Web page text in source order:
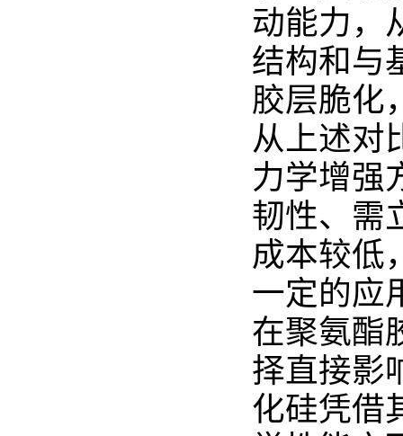
动能力，
结构和与
胶层脆化
从上述对
力学增强
韧性、需
成本较低
一定的应
在聚氨酯
择直接影
化硅凭借